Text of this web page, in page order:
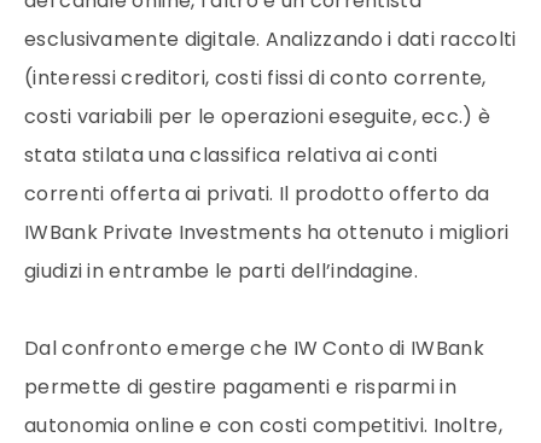
esclusivamente digitale. Analizzando i dati raccolti
(interessi creditori, costi fissi di conto corrente,
costi variabili per le operazioni eseguite, ecc.) è
stata stilata una classifica relativa ai conti
correnti offerta ai privati. Il prodotto offerto da
IWBank Private Investments ha ottenuto i migliori
giudizi in entrambe le parti dell’indagine.
Dal confronto emerge che IW Conto di IWBank
permette di gestire pagamenti e risparmi in
autonomia online e con costi competitivi. Inoltre,